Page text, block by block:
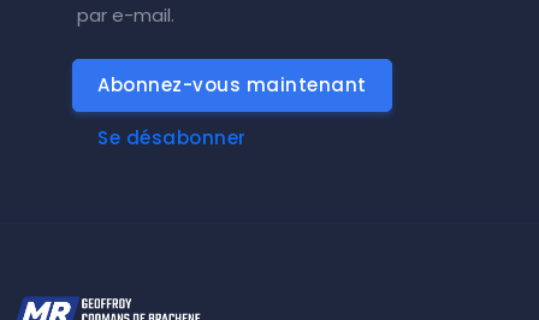
par e-mail.
Abonnez-vous maintenant
Se désabonner